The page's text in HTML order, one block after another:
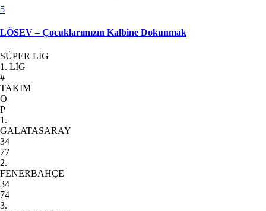
5
LÖSEV – Çocuklarımızın Kalbine Dokunmak
SÜPER LİG
1. LİG
#
TAKIM
O
P
1.
GALATASARAY
34
77
2.
FENERBAHÇE
34
74
3.